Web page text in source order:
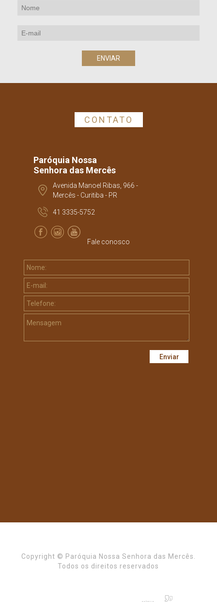
CONTATO
Paróquia Nossa
Senhora das Mercês
Avenida Manoel Ribas, 966 -
Mercês - Curitiba - PR
41 3335-5752
Fale conosco
Copyright © Paróquia Nossa Senhora das Mercês.
Todos os direitos reservados